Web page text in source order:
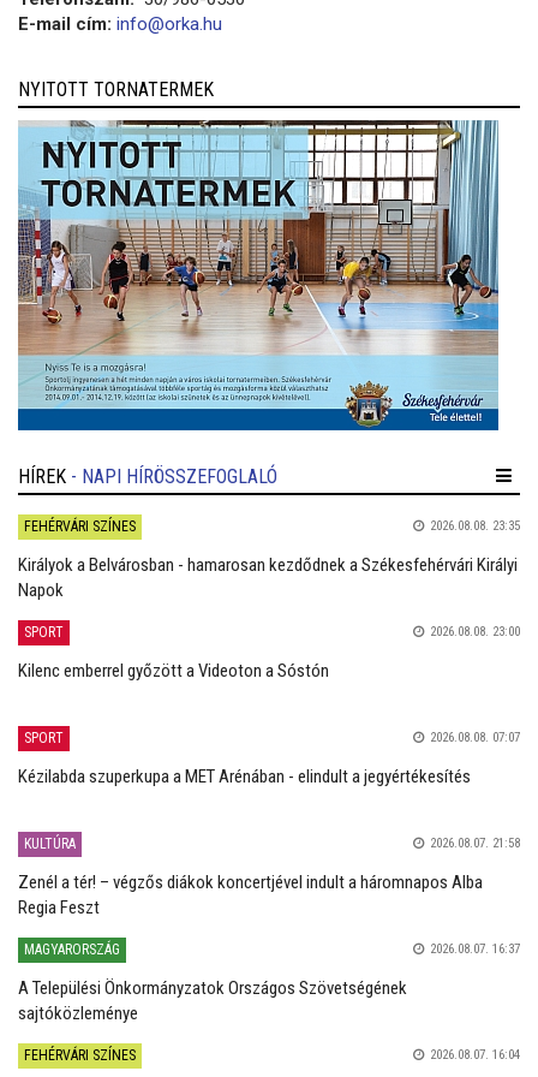
E-mail cím: info@orka.hu
NYITOTT TORNATERMEK
HÍREK - NAPI HÍRÖSSZEFOGLALÓ
FEHÉRVÁRI SZÍNES 2026.08.08. 23:35
Királyok a Belvárosban - hamarosan kezdődnek a Székesfehérvári Királyi
Napok
SPORT 2026.08.08. 23:00
Kilenc emberrel győzött a Videoton a Sóstón
SPORT 2026.08.08. 07:07
Kézilabda szuperkupa a MET Arénában - elindult a jegyértékesítés
KULTÚRA 2026.08.07. 21:58
Zenél a tér! – végzős diákok koncertjével indult a háromnapos Alba
Regia Feszt
MAGYARORSZÁG 2026.08.07. 16:37
A Települési Önkormányzatok Országos Szövetségének
sajtóközleménye
FEHÉRVÁRI SZÍNES 2026.08.07. 16:04